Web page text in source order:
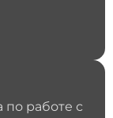
по работе с